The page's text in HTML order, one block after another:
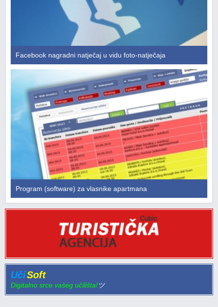
Facebook nagradni natječaj u vidu foto-natječaja
Program (software) za vlasnike apartmana
UčiSoft
Digitalno srce vašeg učilišta!ツ